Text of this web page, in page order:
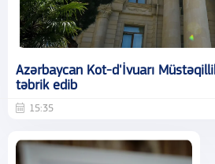
Azərbaycan Kot-d'İvuarı
təbrik edib
15:35